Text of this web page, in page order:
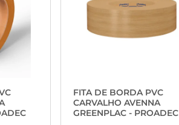
FITA DE BORDA PVC
CARVALHO AVENNA
GREENPLAC - PROADEC